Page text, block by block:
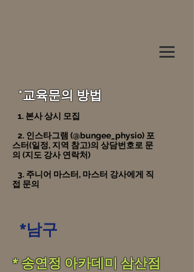
*교육문의 방법
1. 본사 상시 모집
2. 인스타그램 (@bungee_physio) 포
스터(일정, 지역 참고)의 상담번호로 문
의 (지도 강사 연락처)
3. 주니어 마스터, 마스터 강사에게 직
접 문의
*남구
​* 송연정 아카데미 삼산점